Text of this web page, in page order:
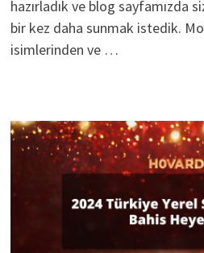
hazırladık ve blog sayfamızda
bir kez daha sunmak istedik.
isimlerinden ve …